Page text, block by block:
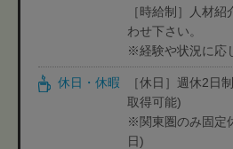
［時給制］人材
わせ下さい。
※経験や状況に応
休日・休暇
［休日］週休2日
取得可能)
※関東圏のみ固定
日)